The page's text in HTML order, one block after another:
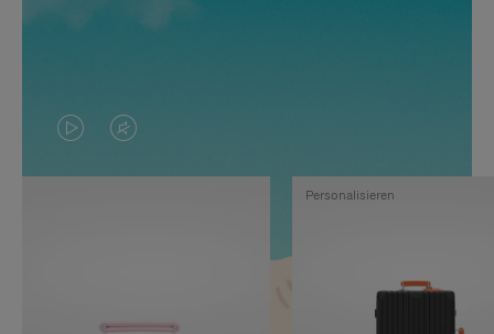
DAS
VIDEO
VIDEO
IST
Personalisieren